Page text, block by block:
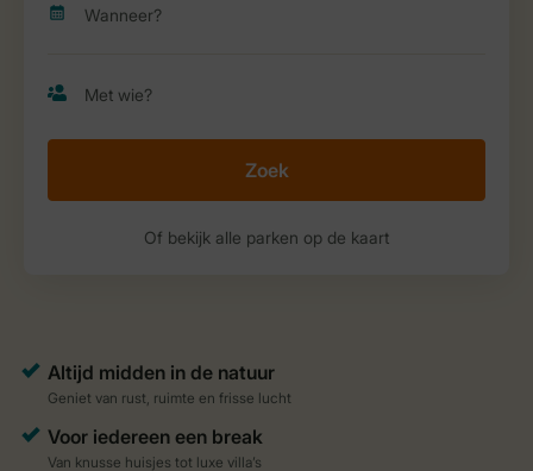
Zoek
Of bekijk alle parken op de kaart